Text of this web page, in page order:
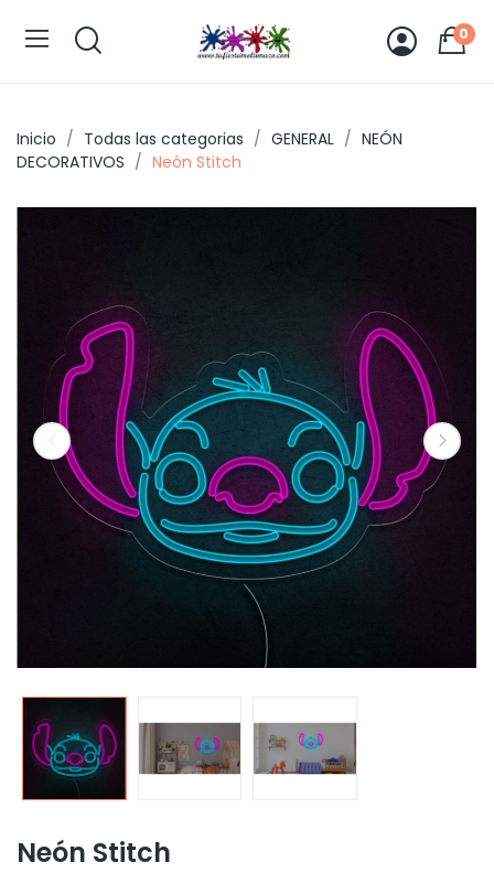
0
Inicio Todas las categorias GENERAL
NEÓN
DECORATIVOS
Neón Stitch
Neón Stitch